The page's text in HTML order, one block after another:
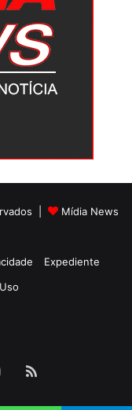
|
Mídia News
Expediente
Instagram